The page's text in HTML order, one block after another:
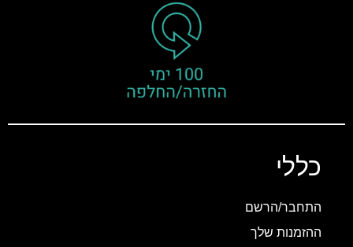
כללי
התחבר/הרשם
ההזמנות שלך